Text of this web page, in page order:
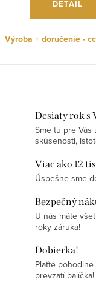
DETAIL
Výroba + doručenie -
Desiaty rok s
Sme tu pre Vás
skúsenosti,
Viac ako 12
Úspešne sme
Bezpečný
U nás máte
roky záruka!
Dobierka!
Plaťte
prevzatí balíčka!